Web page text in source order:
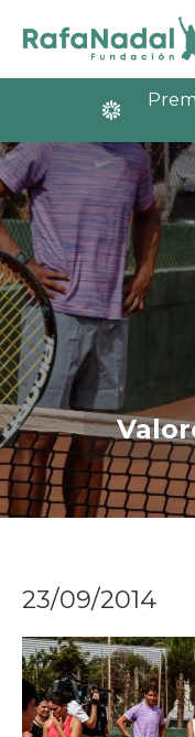
23/09/2014